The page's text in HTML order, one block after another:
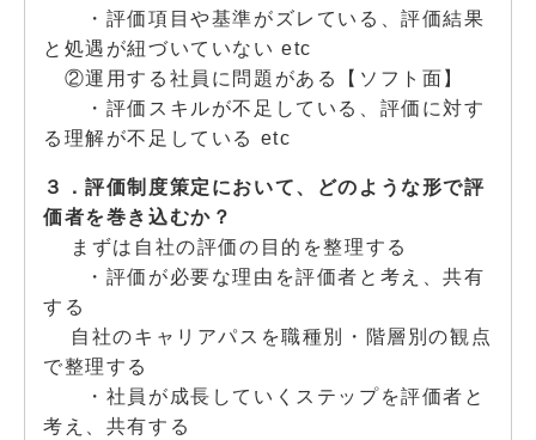
・評価項目や基準がズレている、評価結果
と処遇が紐づいていない etc
②運用する社員に問題がある【ソフト面】
・評価スキルが不足している、評価に対す
る理解が不足している etc
３．評価制度策定において、どのような形で評
価者を巻き込むか？
まずは自社の評価の目的を整理する
・評価が必要な理由を評価者と考え、共有
する
自社のキャリアパスを職種別・階層別の観点
で整理する
・社員が成長していくステップを評価者と
考え、共有する